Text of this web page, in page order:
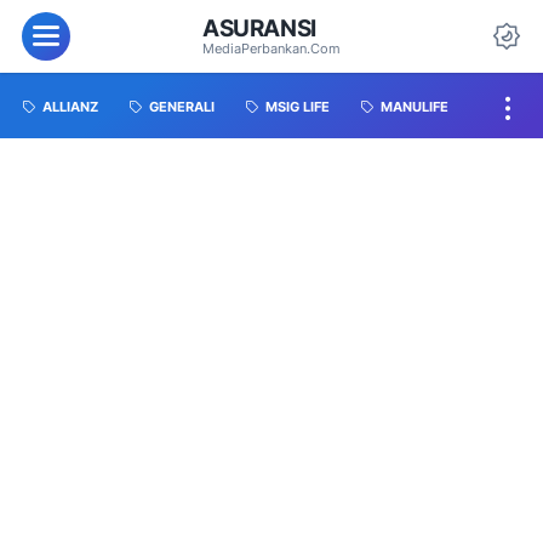
ASURANSI
MediaPerbankan.Com
ALLIANZ GENERALI MSIG LIFE MANULIFE